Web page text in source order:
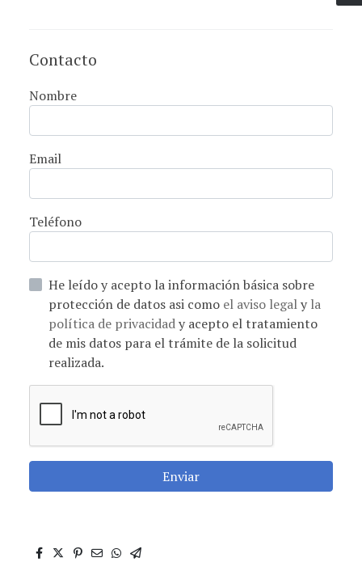
Contacto
Nombre
Email
Teléfono
He leído y acepto la información básica sobre
protección de datos asi como el aviso legaly la
política de privacidady acepto el tratamiento
de mis datos para el trámite de la solicitud
realizada.
Enviar